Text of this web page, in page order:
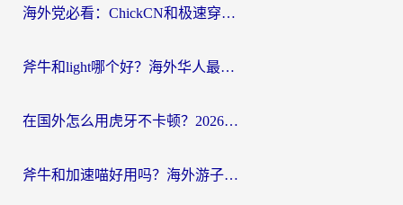
海外党必看：ChickCN和极速穿梭VPN好用吗？3招教你选对回国加速器无缝刷国内资源
斧牛和light哪个好？海外华人最关心的回国加速器选择难题，一篇讲透
在国外怎么用虎牙不卡顿？2026海外华人亲测有效的回国加速器选择指南
斧牛和加速喵好用吗？海外游子的真实选择困境